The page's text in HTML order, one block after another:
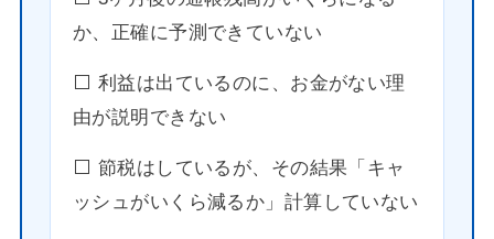
か、正確に予測できていない
⬜️ 利益は出ているのに、お金がない理
由が説明できない
⬜️ 節税はしているが、その結果「キャ
ッシュがいくら減るか」計算していない